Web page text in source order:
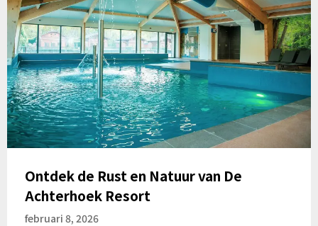
Ontdek de Rust en Natuur van De
Achterhoek Resort
februari 8, 2026